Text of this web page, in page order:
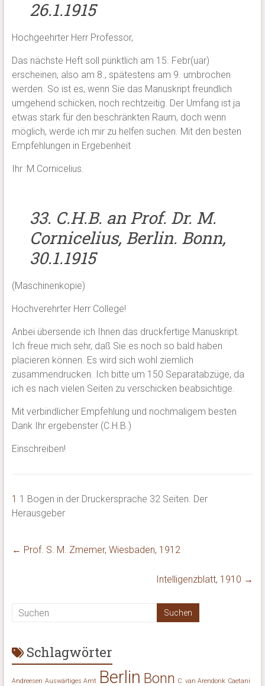
26.1.1915
Hochgeehrter Herr Professor,
Das nächste Heft soll pünktlich am 15. Febr(uar)
erscheinen, also am 8., spätestens am 9. umbrochen
werden. So ist es, wenn Sie das Manuskript freundlich
umgehend schicken, noch rechtzeitig. Der Umfang ist ja
etwas stark für den beschränkten Raum, doch wenn
möglich, werde ich mir zu helfen suchen. Mit den besten
Empfehlungen in Ergebenheit
Ihr :M.Cornicelius.
33. C.H.B. an Prof. Dr. M.
Cornicelius, Berlin. Bonn,
30.1.1915
(Maschinenkopie)
Hochverehrter Herr College!
Anbei übersende ich Ihnen das druckfertige Manuskript.
Ich freue mich sehr, daß Sie es noch so bald haben
placieren können. Es wird sich wohl ziemlich
zusammendrucken. Ich bitte um 150 Separatabzüge, da
ich es nach vielen Seiten zu verschicken beabsichtige.
Mit verbindlicher Empfehlung und nochmaligem besten
Dank Ihr ergebenster (C.H.B.)
Einschreiben!
1 1 Bogen in der Druckersprache 32 Seiten. Der
Herausgeber
← Prof. S. M. Zmemer, Wiesbaden, 1912
Intelligenzblatt, 1910 →
Schlagwörter
Andreesen Auswärtiges Amt Berlin Bonn C. van Arendonk Caetani